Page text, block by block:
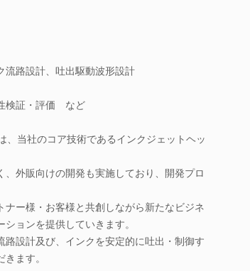
流路設計、吐出駆動波形設計
検証・評価 など
、当社のコア技術であるインクジェットヘッ
外販向けの開発も実施しており、開発プロ
ー様・お客様と共創しながら新たなビジネ
ョンを提供していきます。
設計及び、インクを安定的に吐出・制御す
ます。